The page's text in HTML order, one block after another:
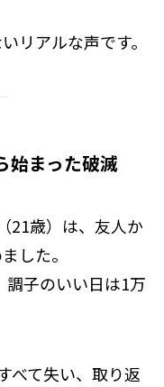
リアルな声です。
始まった破滅
21歳）は、友人か
した。
子のいい日は1万
べて失い、取り返